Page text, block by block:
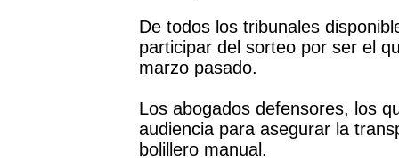
De todos los tribunales
participar del sorteo por ser el
marzo pasado.
Los abogados defensores, los
audiencia para asegurar la
bolillero manual.